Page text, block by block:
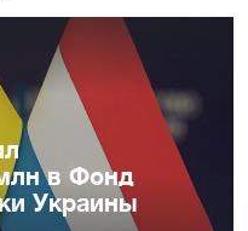
в Фонд
Украины